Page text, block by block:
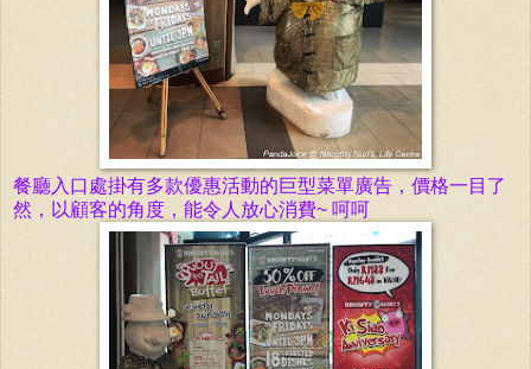
餐廳入口處掛有多款優惠活動的巨型菜單廣告 ，價格一目了
然，以顧客的角度，能令人放心消費~ 呵呵